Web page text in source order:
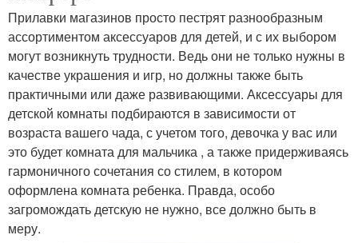
Прилавки магазинов просто пестрят разнообразным
ассортиментом аксессуаров для детей, и с их выбором
могут возникнуть трудности. Ведь они не только нужны в
качестве украшения и игр, но должны также быть
практичными или даже развивающими. Аксессуары для
детской комнаты подбираются в зависимости от
возраста вашего чада, с учетом того, девочка у вас или
это будет комната для мальчика , а также придерживаясь
гармоничного сочетания со стилем, в котором
оформлена комната ребенка. Правда, особо
загромождать детскую не нужно, все должно быть в
меру.